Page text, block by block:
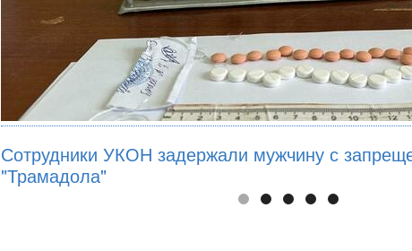
Сотрудники УКОН задержали мужчину с
"Трамадола"